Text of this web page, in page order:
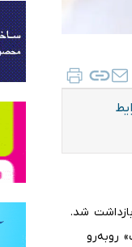
شرایط
پلیس بازداشت شد.
روبه‌رو